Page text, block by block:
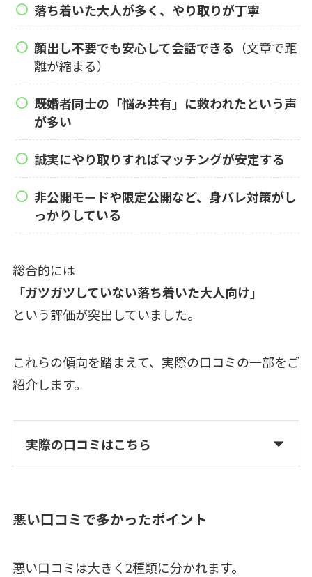
落ち着いた大人が多く、やり取りが丁寧
顔出し不要でも安心して会話できる （文章で距
離が縮まる）
既婚者同士の「悩み共有」に救われたという声
が多い
誠実にやり取りすればマッチングが安定する
非公開モードや限定公開など、身バレ対策がし
っかりしている
総合的には
「ガツガツしていない落ち着いた大人向け」
という評価が突出していました。
これらの傾向を踏まえて、実際の口コミの一部をご
紹介します。
実際の口コミはこちら
悪い口コミで多かったポイント
悪い口コミは大きく2種類に分かれます。